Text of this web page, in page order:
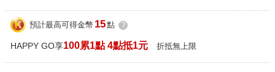
預計最高可得金幣 15點 ?
HAPPY GO享100累1點 4點抵1元 折抵無上限